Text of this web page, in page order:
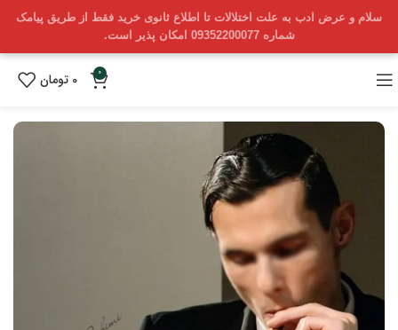
سلام و عرض ادب به علت اختلالات تا اطلاع ثانوی خرید فقط از طریق پیامک
شماره 09352200077 امکان پذیر است.
0
0 تومان